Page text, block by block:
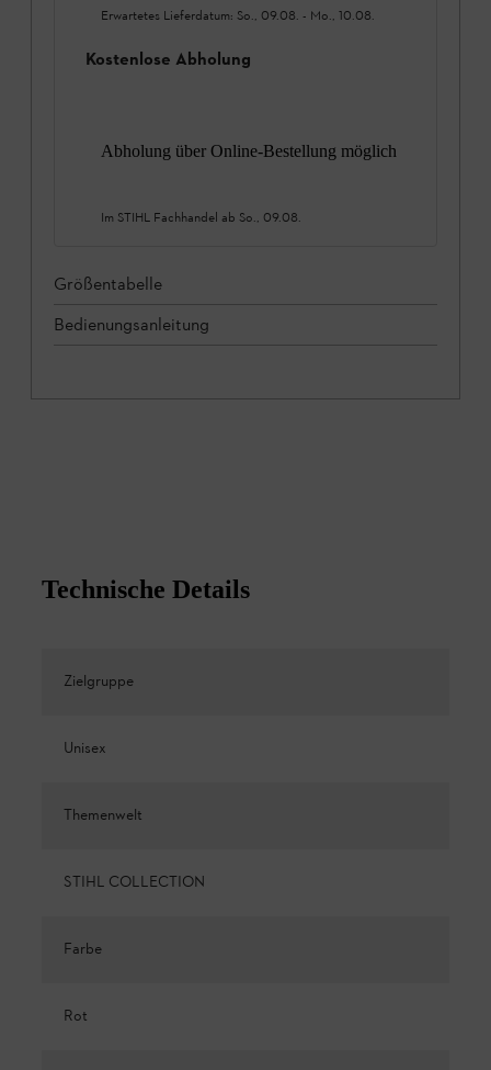
Erwartetes Lieferdatum: So., 09.08. - Mo., 10.08.
Kostenlose Abholung
Abholung über Online-Bestellung möglich
Im STIHL Fachhandel ab So., 09.08.
Größentabelle
Bedienungsanleitung
Technische Details
Zielgruppe
Unisex
Themenwelt
STIHL COLLECTION
Farbe
Rot